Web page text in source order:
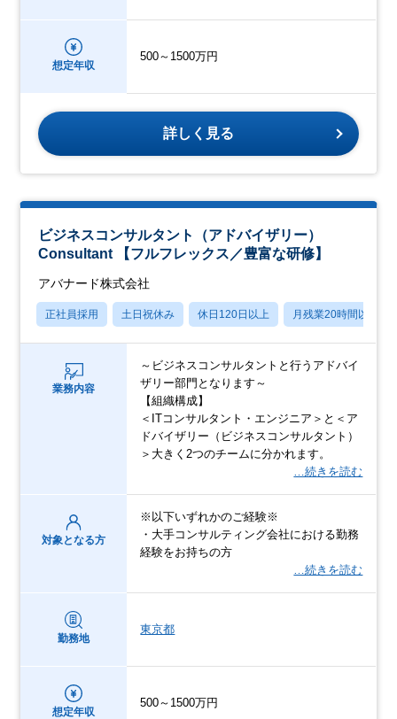
想定年収
500～1500万円
詳しく見る
ビジネスコンサルタント（アドバイザリー）
Consultant 【フルフレックス／豊富な研修】
アバナード株式会社
正社員採用 土日祝休み 休日120日以上 月残業20時間以内
業務内容
～ビジネスコンサルタントと行うアドバイ
ザリー部門となります～
【組織構成】
＜ITコンサルタント・エンジニア＞と＜ア
ドバイザリー（ビジネスコンサルタント）
＞大きく2つのチームに分かれます。
…続きを読む
対象となる方
※以下いずれかのご経験※
・大手コンサルティング会社における勤務
経験をお持ちの方
…続きを読む
勤務地
東京都
想定年収
500～1500万円